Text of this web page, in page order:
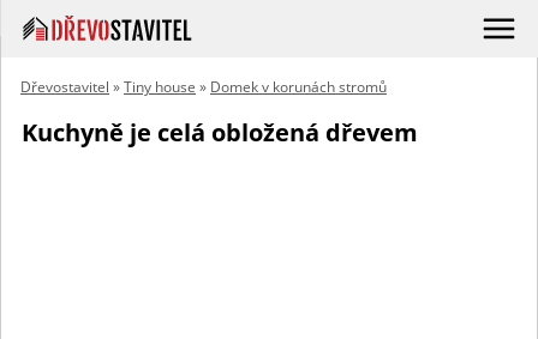
Dřevostavitel »Tiny house » Domek v korunách stromů
Kuchyně je celá obložená dřevem